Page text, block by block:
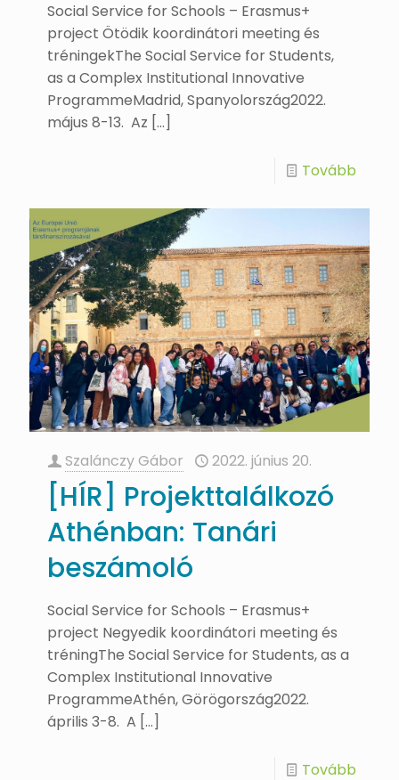
Social Service for Schools – Erasmus+
project Ötödik koordinátori meeting és
tréningekThe Social Service for Students,
as a Complex Institutional Innovative
ProgrammeMadrid, Spanyolország2022.
május 8-13. Az […]
Tovább
Szalánczy Gábor 2022. június 20.
[HÍR] Projekttalálkozó
Athénban: Tanári
beszámoló
Social Service for Schools – Erasmus+
project Negyedik koordinátori meeting és
tréningThe Social Service for Students, as a
Complex Institutional Innovative
ProgrammeAthén, Görögország2022.
április 3-8. A […]
Tovább